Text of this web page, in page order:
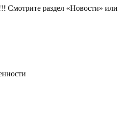
Смотрите раздел «Новости» или